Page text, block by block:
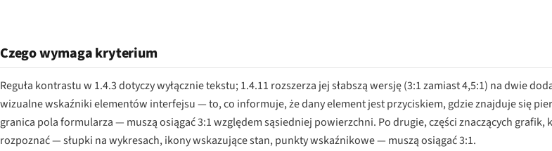
Czego wymaga kryterium
Reguła kontrastu w 1.4.3 dotyczy wyłącznie tekstu; 1.4.11 rozszerza jej słabszą wersję (3:1 zamiast 4,5:1) na dwie
wizualne wskaźniki elementów interfejsu — to, co informuje, że dany element jest przyciskiem, gdzie znajduje się
granica pola formularza — muszą osiągać 3:1 względem sąsiedniej powierzchni. Po drugie, części znaczących
rozpoznać — słupki na wykresach, ikony wskazujące stan, punkty wskaźnikowe — muszą osiągać 3:1.